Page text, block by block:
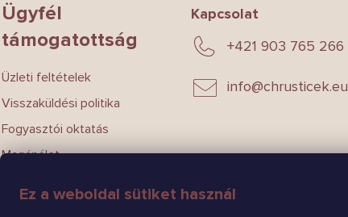
Ez a weboldal sütiket használ
Ügyfél
támogatottság
Üzleti feltételek
Visszaküldési politika
Fogyasztói oktatás
Magánélet
Kapcsolat
info@chrusticek.eu
+421 903 765 266